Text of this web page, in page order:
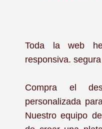
Toda la web
responsiva.
Compra el
personalizada
Nuestro equipo